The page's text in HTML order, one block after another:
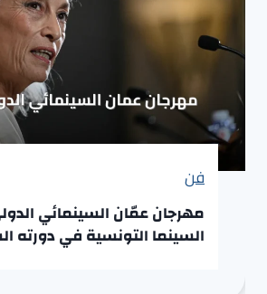
فن
مهرجان عمّان السينمائي
السينما التونسية في دورته